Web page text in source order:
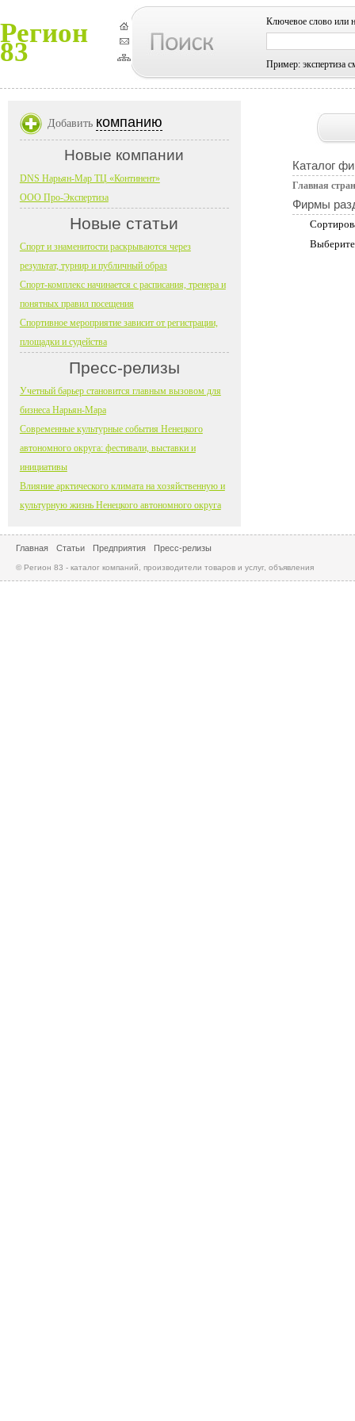
Регион
83
Ключевое слово или
Пример: экспертиза
Каталог
Главная
Фирмы
Добавить компанию
Новые компании
DNS Нарьян-Мар ТЦ «Континент»
ООО Про-Экспертиза
Новые статьи
Спорт и знаменитости раскрываются через
результат, турнир и публичный образ
Спорт-комплекс начинается с расписания, тренера и
понятных правил посещения
Спортивное мероприятие зависит от регистрации,
площадки и судейства
Пресс-релизы
Учетный барьер становится главным вызовом для
бизнеса Нарьян-Мара
Современные культурные события Ненецкого
автономного округа: фестивали, выставки и
инициативы
Влияние арктического климата на хозяйственную и
культурную жизнь Ненецкого автономного округа
Главная Статьи Предприятия Пресс-релизы
© Регион 83 - каталог компаний, производители товаров и услуг, объявления